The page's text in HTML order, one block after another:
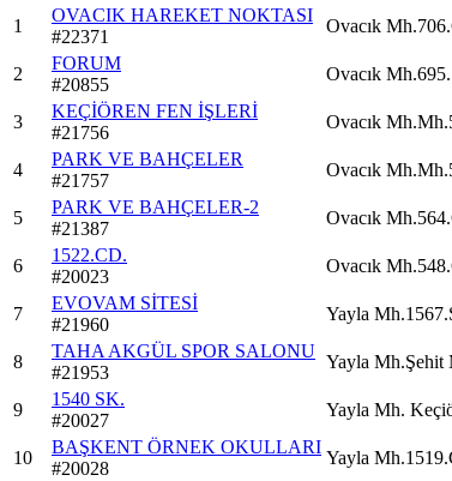
1
OVACIK HAREKET NOKTASI
#22371
Ovacık
2
FORUM
#20855
Ovacık
3
KEÇİÖREN FEN İŞLERİ
#21756
Ovacık
4
PARK VE BAHÇELER
#21757
Ovacık
5
PARK VE BAHÇELER-2
#21387
Ovacık
6
1522.CD.
#20023
Ovacık
7
EVOVAM SİTESİ
#21960
Yayla
8
TAHA AKGÜL SPOR SALONU
#21953
Yayla Mh.Şehit
9
1540 SK.
#20027
Yayla Mh.
10
BAŞKENT ÖRNEK OKULLARI
#20028
Yayla